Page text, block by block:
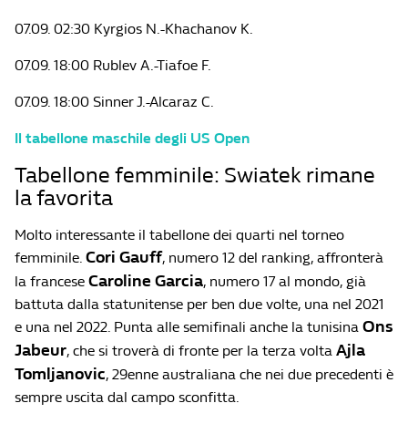
07.09. 02:30 Kyrgios N.-Khachanov K.
07.09. 18:00 Rublev A.-Tiafoe F.
07.09. 18:00 Sinner J.-Alcaraz C.
Il tabellone maschile degli US Open
Tabellone femminile: Swiatek rimane
la favorita
Molto interessante il tabellone dei quarti nel torneo
femminile. Cori Gauff, numero 12 del ranking, affronterà
la francese Caroline Garcia, numero 17 al mondo, già
battuta dalla statunitense per ben due volte, una nel 2021
e una nel 2022. Punta alle semifinali anche la tunisina Ons
Jabeur, che si troverà di fronte per la terza volta Ajla
Tomljanovic, 29enne australiana che nei due precedenti è
sempre uscita dal campo sconfitta.